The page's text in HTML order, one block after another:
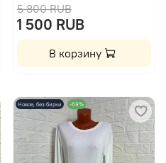
5 800 RUB
1 500 RUB
В корзину
Новое, без бирки -69%